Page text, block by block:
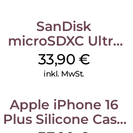
SanDisk
microSDXC Ultra
128 GB + Adapter
Mobile
33,90 €
inkl. MwSt.
Apple iPhone 16
Plus Silicone Case